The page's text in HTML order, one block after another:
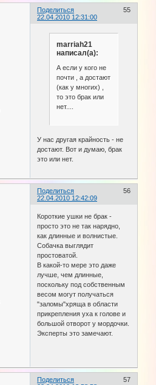
Поделиться
55
22.04.2010 12:31:00
marriah21
написал(а):
А если у кого не
почти , а достают
(как у многих) ,
то это брак или
нет....
У нас другая крайность - не
достают. Вот и думаю, брак
это или нет.
Поделиться
56
22.04.2010 12:42:09
Короткие ушки не брак -
просто это не так нарядно,
как длинные и волнистые.
Собачка выглядит
простоватой.
В какой-то мере это даже
лучше, чем длинные,
поскольку под собственным
весом могут получаться
"заломы"хряща в области
прикрепления уха к голове и
большой отворот у мордочки.
Эксперты это замечают.
Поделиться
57